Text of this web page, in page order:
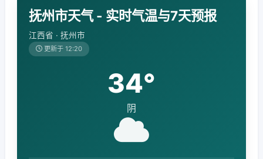
抚州市天气 - 实时气温与7天预报
江西省 · 抚州市
更新于 12:20
34°
阴